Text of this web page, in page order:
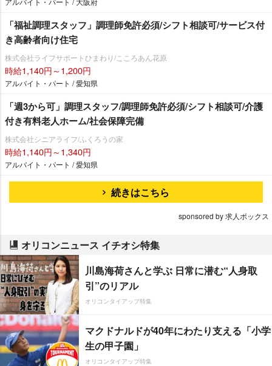
「福祉調理スタッフ」調理師免許必須/シフト相談可/サービス付
き高齢者向け住宅
株式会社ライフサポートひまわり/こころあん花原
時給1,140円～1,200円
アルバイト・パート / 愛知県
「週3から可」調理スタッフ/調理師免許必須/シフト相談可/介護
付き有料老人ホーム/社会保障完備
株式会社シニアライフ/ふくろうの家
時給1,140円～1,340円
アルバイト・パート / 愛知県
続きはこちら
sponsored by 求人ボックス
オリコンニュース イチオシ特集
川島海荷さんと学ぶ 日常に潜む“人身取
引”のリアル
オリコンタイアップ特集
マクドナルドが40年にわたり支える「小学
生の甲子園」
オリコンタイアップ特集